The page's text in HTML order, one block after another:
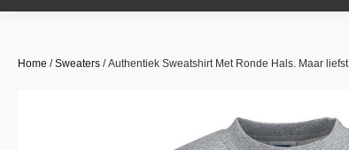
Home /Sweaters / Authentiek Sweatshirt Met Ronde Hals. Maar